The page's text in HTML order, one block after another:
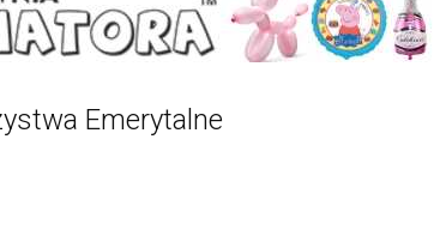
Emerytalne